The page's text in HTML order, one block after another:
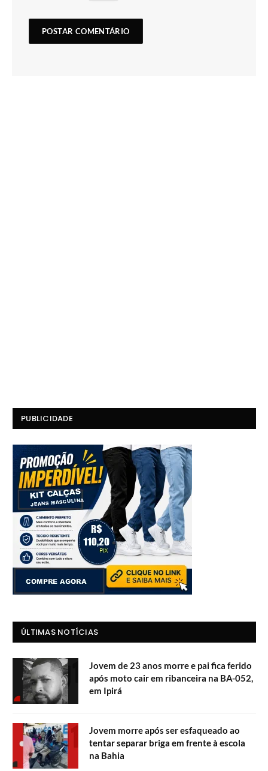
PUBLICIDADE
ÚLTIMAS NOTÍCIAS
Jovem de 23 anos morre e pai fica ferido
após moto cair em ribanceira na BA-052,
em Ipirá
Jovem morre após ser esfaqueado ao
tentar separar briga em frente à escola
na Bahia